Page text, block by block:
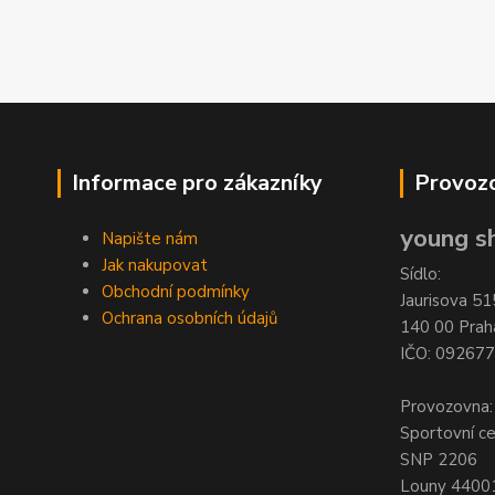
Informace pro zákazníky
Napište nám
Jak nakupovat
Obchodní podmínky
Ochrana osobních údajů
young
Sídlo:
Jaurisova
140 00
IČO:
Provozovna:
Sportovní
SNP 2206
Louny